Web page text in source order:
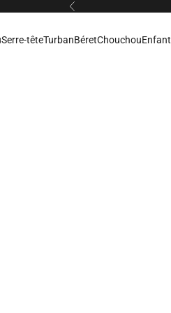
Précédent
Serre-têteTurbanBéretChouchouEnfant